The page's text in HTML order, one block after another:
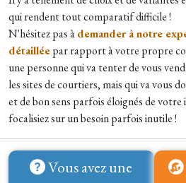
qui rendent tout comparatif difficile !
N'hésitez pas àdemander à notre
détailléepar rapport à votre propre
une personne qui va tenter de vous
les sites de courtiers, mais qui va vous
et de bon sens parfois éloignés de votre
focalisiez sur un besoin parfois inutile !
Vous avez une